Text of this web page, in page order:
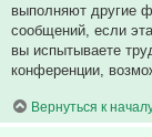
выполняют другие
сообщений, если
вы испытываете
конференции,
Вернуться к